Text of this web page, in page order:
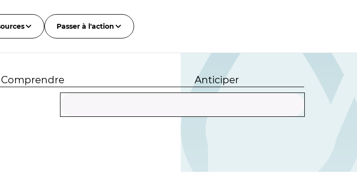
Passer à l'action
Comprendre Anticiper